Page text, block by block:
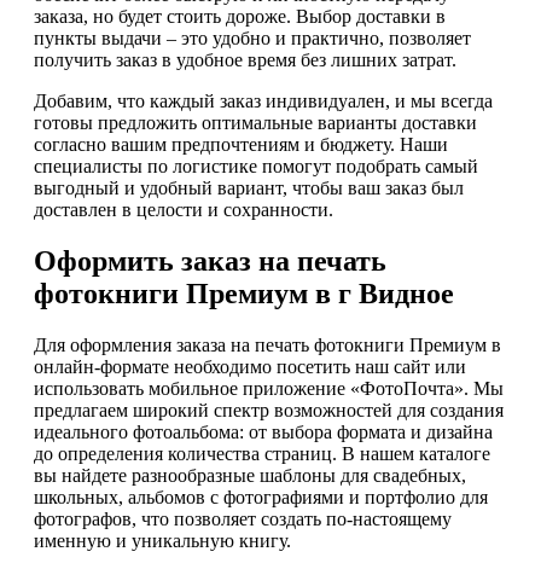
заказа, но будет стоить дороже. Выбор доставки в
пункты выдачи – это удобно и практично, позволяет
получить заказ в удобное время без лишних затрат.
Добавим, что каждый заказ индивидуален, и мы всегда
готовы предложить оптимальные варианты доставки
согласно вашим предпочтениям и бюджету. Наши
специалисты по логистике помогут подобрать самый
выгодный и удобный вариант, чтобы ваш заказ был
доставлен в целости и сохранности.
Оформить заказ на печать
фотокниги Премиум в г Видное
Для оформления заказа на печать фотокниги Премиум в
онлайн-формате необходимо посетить наш сайт или
использовать мобильное приложение «ФотоПочта». Мы
предлагаем широкий спектр возможностей для создания
идеального фотоальбома: от выбора формата и дизайна
до определения количества страниц. В нашем каталоге
вы найдете разнообразные шаблоны для свадебных,
школьных, альбомов с фотографиями и портфолио для
фотографов, что позволяет создать по-настоящему
именную и уникальную книгу.